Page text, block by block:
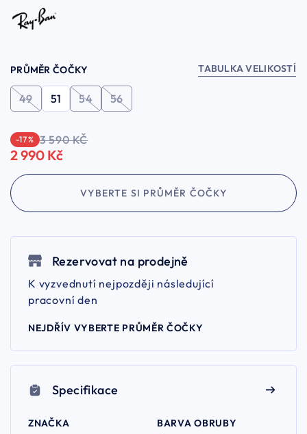
PRŮMĚR ČOČKY TABULKA VELIKOSTÍ
49 51 54 56
-17 % 3 590 KČ
2 990 Kč
VYBERTE SI PRŮMĚR ČOČKY
Rezervovat na prodejně
K vyzvednutí nejpozději následující
pracovní den
NEJDŘÍV VYBERTE PRŮMĚR ČOČKY
Specifikace
ZNAČKA BARVA OBRUBY